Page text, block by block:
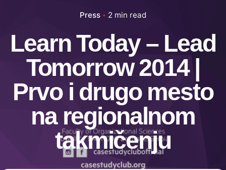
Press 2 min read
Learn Today – Lead
Tomorrow 2014 |
Prvo i drugo mesto
na regionalnom
takmičenju